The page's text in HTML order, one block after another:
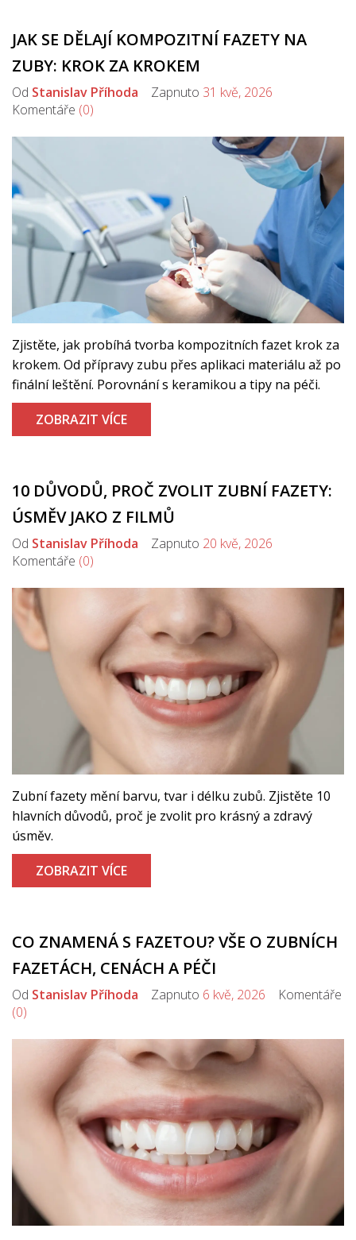
JAK SE DĚLAJÍ KOMPOZITNÍ FAZETY NA
ZUBY: KROK ZA KROKEM
Od Stanislav Příhoda Zapnuto 31 kvě, 2026
Komentáře (0)
Zjistěte, jak probíhá tvorba kompozitních fazet krok za
krokem. Od přípravy zubu přes aplikaci materiálu až po
finální leštění. Porovnání s keramikou a tipy na péči.
ZOBRAZIT VÍCE
10 DŮVODŮ, PROČ ZVOLIT ZUBNÍ FAZETY:
ÚSMĚV JAKO Z FILMŮ
Od Stanislav Příhoda Zapnuto 20 kvě, 2026
Komentáře (0)
Zubní fazety mění barvu, tvar i délku zubů. Zjistěte 10
hlavních důvodů, proč je zvolit pro krásný a zdravý
úsměv.
ZOBRAZIT VÍCE
CO ZNAMENÁ S FAZETOU? VŠE O ZUBNÍCH
FAZETÁCH, CENÁCH A PÉČI
Od Stanislav Příhoda Zapnuto 6 kvě, 2026 Komentáře
(0)